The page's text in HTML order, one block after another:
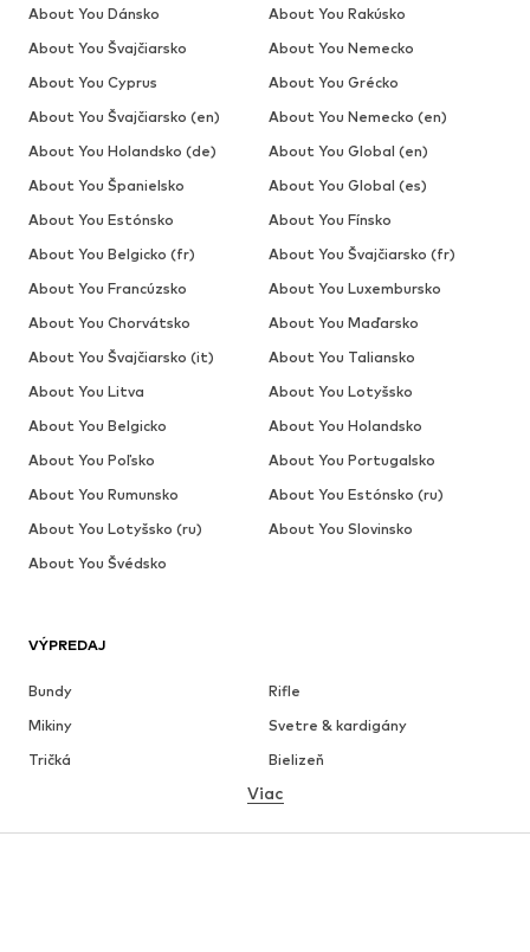
VÝPREDAJ
Bundy
Rifle
Mikiny
Svetre & kardigány
Tričká
Bielizeň
Košele
Kabáty
Obleky & saká
Viac
About You Dánsko
About You Rakúsko
About You Švajčiarsko
About You Nemecko
About You Cyprus
About You Grécko
About You Švajčiarsko (en)
About You Nemecko (en)
About You Holandsko (de)
About You Global (en)
About You Španielsko
About You Global (es)
About You Estónsko
About You Fínsko
About You Belgicko (fr)
About You Švajčiarsko (fr)
About You Francúzsko
About You Luxembursko
About You Chorvátsko
About You Maďarsko
About You Švajčiarsko (it)
About You Taliansko
About You Litva
About You Lotyšsko
About You Belgicko
About You Holandsko
About You Poľsko
About You Portugalsko
About You Rumunsko
About You Estónsko (ru)
About You Lotyšsko (ru)
About You Slovinsko
About You Švédsko